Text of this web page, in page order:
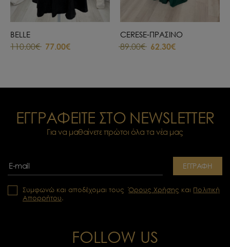
BELLE
110.00€ 77.00€
CERESE-ΠΡΑΣΙΝΟ
89.00€ 62.30€
ΕΓΓΡΑΦΕΙΤΕ ΣΤΟ NEWSLETTER
Για να μαθαίνετε πρώτοι όλα τα νέα μας
ΕΓΓΡΑΦΗ
Συμφωνώ και αποδέχομαι τουςΌρους Χρήσης και Πολιτική
Απορρήτου.
FOLLOW US